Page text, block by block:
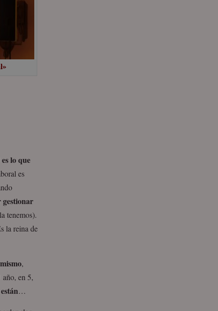
lo que
es
gestionar
tenemos).
la reina de
,
año, en 5,
…